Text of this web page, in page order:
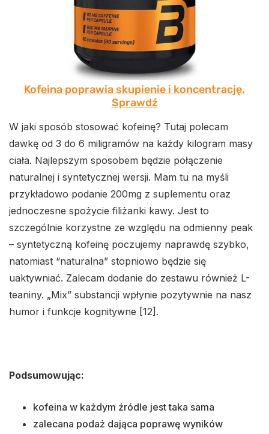
Kofeina poprawia skupienie i koncentrację.
Sprawdź
W jaki sposób stosować kofeinę? Tutaj polecam
dawkę od 3 do 6 miligramów na każdy kilogram masy
ciała. Najlepszym sposobem będzie połączenie
naturalnej i syntetycznej wersji. Mam tu na myśli
przykładowo podanie 200mg z suplementu oraz
jednoczesne spożycie filiżanki kawy. Jest to
szczególnie korzystne ze względu na odmienny peak
– syntetyczną kofeinę poczujemy naprawdę szybko,
natomiast “naturalna” stopniowo będzie się
uaktywniać. Zalecam dodanie do zestawu również L-
teaniny. „Mix” substancji wpłynie pozytywnie na nasz
humor i funkcje kognitywne [12].
Podsumowując:
kofeina w każdym źródle jest taka sama
zalecana podaż dająca poprawę wyników